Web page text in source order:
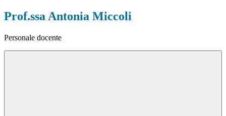
Prof.ssa Antonia Miccoli
Personale docente